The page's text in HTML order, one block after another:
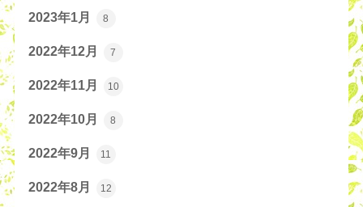
2023年1月 8
2022年12月 7
2022年11月 10
2022年10月 8
2022年9月 11
2022年8月 12